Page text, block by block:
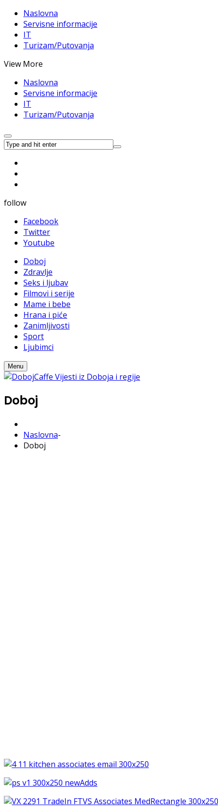
Naslovna
Servisne informacije
IT
Turizam/Putovanja
View More
Naslovna
Servisne informacije
IT
Turizam/Putovanja
follow
Facebook
Twitter
Youtube
Doboj
Zdravlje
Seks i ljubav
Filmovi i serije
Mame i bebe
Hrana i piće
Zanimljivosti
Sport
Ljubimci
Menu
Doboj
Naslovna-
Doboj